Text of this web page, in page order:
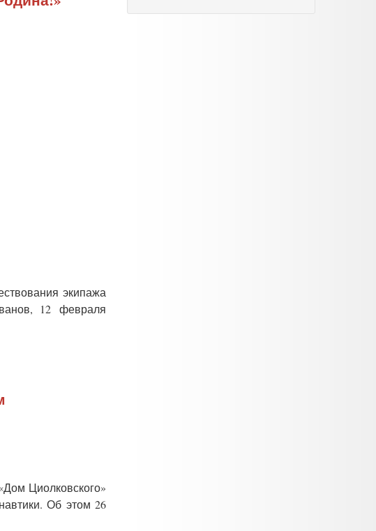
экипажа
12 февраля
Циолковского»
Об этом 26